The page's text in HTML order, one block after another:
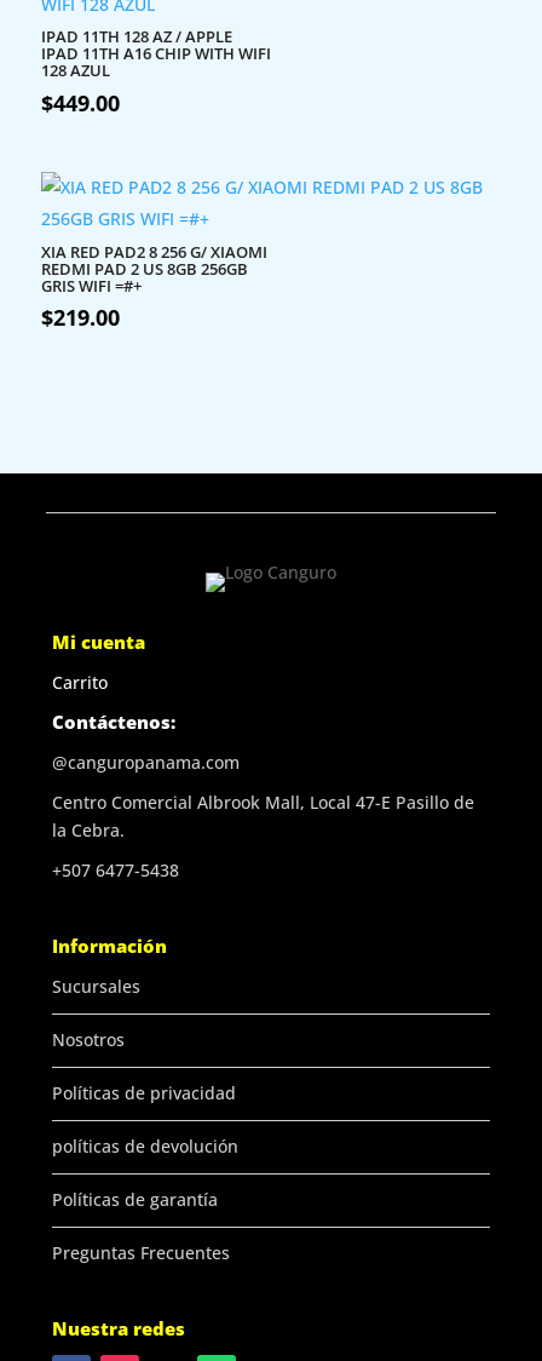
IPAD 11TH 128 AZ / APPLE
IPAD 11TH A16 CHIP WITH WIFI
128 AZUL
$449.00
XIA RED PAD2 8 256 G/ XIAOMI
REDMI PAD 2 US 8GB 256GB
GRIS WIFI =#+
$219.00
Mi cuenta
Carrito
Contáctenos:
@canguropanama.com
Centro Comercial Albrook Mall, Local 47-E Pasillo de
la Cebra.
+507 6477-5438
Información
Sucursales
Nosotros
Políticas de privacidad
políticas de devolución
Políticas de garantía
Preguntas Frecuentes
Nuestra redes